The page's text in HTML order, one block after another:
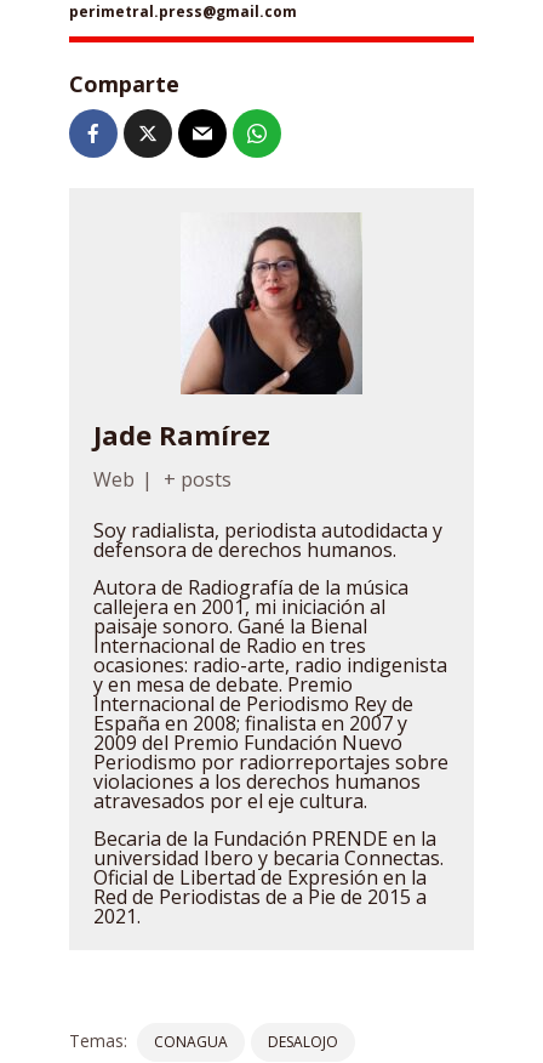
perimetral.press@gmail.com
Comparte
Jade Ramírez
Web |
+ posts
Soy radialista, periodista autodidacta y
defensora de derechos humanos.
Autora de Radiografía de la música
callejera en 2001, mi iniciación al
paisaje sonoro. Gané la Bienal
Internacional de Radio en tres
ocasiones: radio-arte, radio indigenista
y en mesa de debate. Premio
Internacional de Periodismo Rey de
España en 2008; finalista en 2007 y
2009 del Premio Fundación Nuevo
Periodismo por radiorreportajes sobre
violaciones a los derechos humanos
atravesados por el eje cultura.
Becaria de la Fundación PRENDE en la
universidad Ibero y becaria Connectas.
Oficial de Libertad de Expresión en la
Red de Periodistas de a Pie de 2015 a
2021.
Temas: CONAGUA DESALOJO